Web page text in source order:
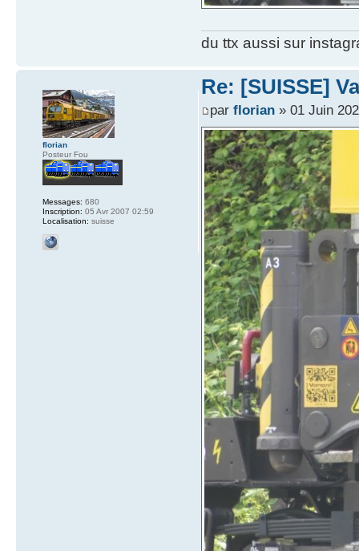
du ttx aussi sur
Re: [SUISSE]
par florian» 01 Juin
florian
Posteur Fou
Messages: 680
Inscription: 05 Avr 2007 02:59
Localisation: suisse